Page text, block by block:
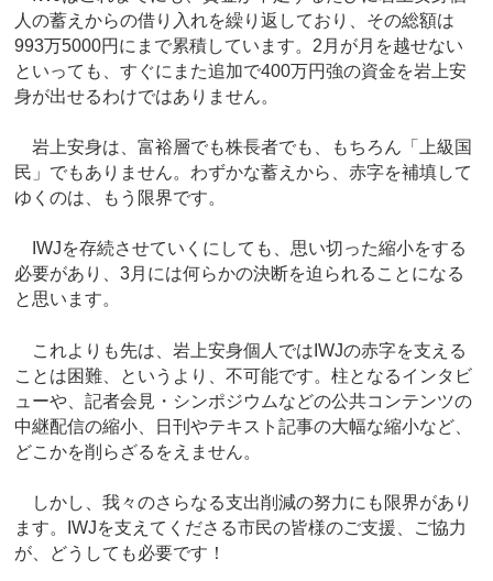
人の蓄えからの借り入れを繰り返しており、その総額は
993万5000円にまで累積しています。2月が月を越せない
といっても、すぐにまた追加で400万円強の資金を岩上安
身が出せるわけではありません。
岩上安身は、富裕層でも株長者でも、もちろん「上級国
民」でもありません。わずかな蓄えから、赤字を補填して
ゆくのは、もう限界です。
IWJを存続させていくにしても、思い切った縮小をする
必要があり、3月には何らかの決断を迫られることになる
と思います。
これよりも先は、岩上安身個人ではIWJの赤字を支える
ことは困難、というより、不可能です。柱となるインタビ
ューや、記者会見・シンポジウムなどの公共コンテンツの
中継配信の縮小、日刊やテキスト記事の大幅な縮小など、
どこかを削らざるをえません。
しかし、我々のさらなる支出削減の努力にも限界があり
ます。IWJを支えてくださる市民の皆様のご支援、ご協力
が、どうしても必要です！